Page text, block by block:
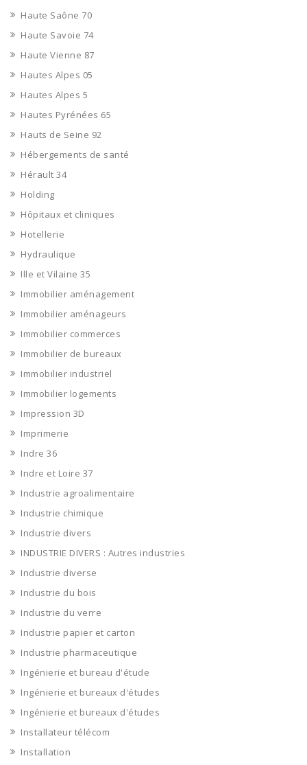
Haute Saône 70
Haute Savoie 74
Haute Vienne 87
Hautes Alpes 05
Hautes Alpes 5
Hautes Pyrénées 65
Hauts de Seine 92
Hébergements de santé
Hérault 34
Holding
Hôpitaux et cliniques
Hotellerie
Hydraulique
Ille et Vilaine 35
Immobilier aménagement
Immobilier aménageurs
Immobilier commerces
Immobilier de bureaux
Immobilier industriel
Immobilier logements
Impression 3D
Imprimerie
Indre 36
Indre et Loire 37
Industrie agroalimentaire
Industrie chimique
Industrie divers
INDUSTRIE DIVERS : Autres industries
Industrie diverse
Industrie du bois
Industrie du verre
Industrie papier et carton
Industrie pharmaceutique
Ingénierie et bureau d'étude
Ingénierie et bureaux d'études
Ingénierie et bureaux d'études
Installateur télécom
Installation